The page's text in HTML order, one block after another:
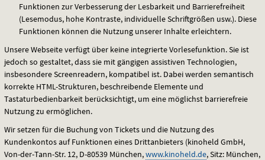
Funktionen zur Verbesserung der Lesbarkeit und Barrierefreiheit
(Lesemodus, hohe Kontraste, individuelle Schriftgrößen usw.). Diese
Funktionen können die Nutzung unserer Inhalte erleichtern.
Unsere Webseite verfügt über keine integrierte Vorlesefunktion. Sie ist
jedoch so gestaltet, dass sie mit gängigen assistiven Technologien,
insbesondere Screenreadern, kompatibel ist. Dabei werden semantisch
korrekte HTML-Strukturen, beschreibende Elemente und
Tastaturbedienbarkeit berücksichtigt, um eine möglichst barrierefreie
Nutzung zu ermöglichen.
Wir setzen für die Buchung von Tickets und die Nutzung des
Kundenkontos auf Funktionen eines Drittanbieters (kinoheld GmbH,
Von-der-Tann-Str. 12, D-80539 München,www.kinoheld.de, Sitz: München,